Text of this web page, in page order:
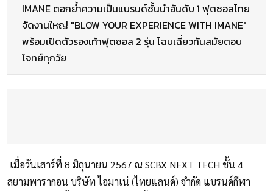
IMANE ตอกย้ำความเป็นแบรนด์ชั้นนำอันดับ 1 ฟุตซอลไทย
จัดงานใหญ่ "BLOW YOUR EXPERIENCE WITH IMANE"
พร้อมเปิดตัวรองเท้าฟุตซอล 2 รุ่น โฉบเฉี่ยวทันสมัยตอบ
โจทย์ทุกวัย
เมื่อวันเสาร์ที่ 8 มิถุนายน 2567 ณ SCBX NEXT TECH ชั้น 4
สยามพารากอน บริษัท ไอมาเน่ (ไทยแลนด์) จำกัด แบรนด์กีฬา